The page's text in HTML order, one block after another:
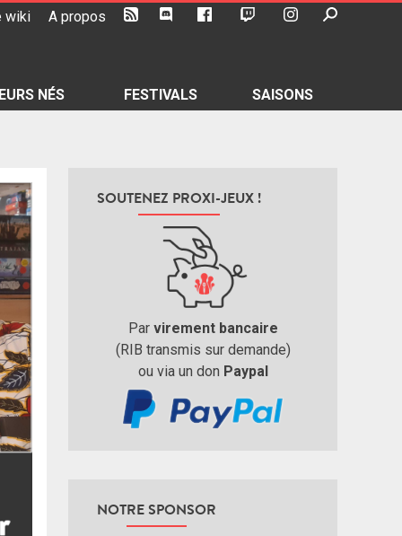
wiki A propos
NÉS FESTIVALS SAISONS
SOUTENEZ PROXI-JEUX !
Par virement bancaire
(RIB transmis sur demande)
ou via un don Paypal
NOTRE SPONSOR